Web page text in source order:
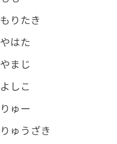
もりたき
やはた
やまじ
よしこ
りゅー
りゅうざき